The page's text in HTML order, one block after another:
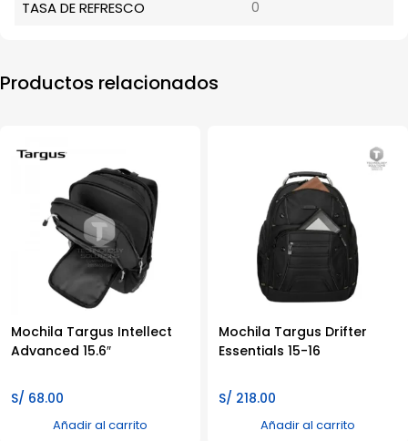
TASA DE REFRESCO 0
Productos relacionados
Mochila Targus Intellect
Advanced 15.6″
S/ 68.00
Añadir al carrito
Mochila Targus Drifter
Essentials 15-16
S/ 218.00
Añadir al carrito